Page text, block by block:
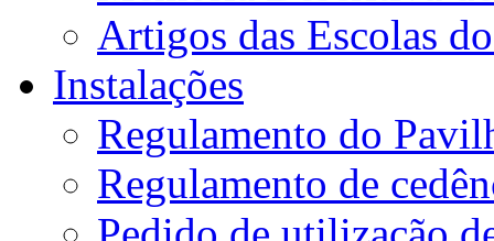
Artigos das Escolas
Instalações
Regulamento do
Regulamento de